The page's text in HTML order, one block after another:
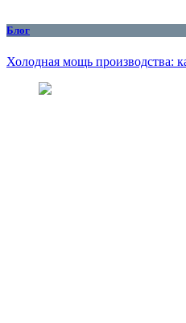
Блог
Холодная мощь производства: